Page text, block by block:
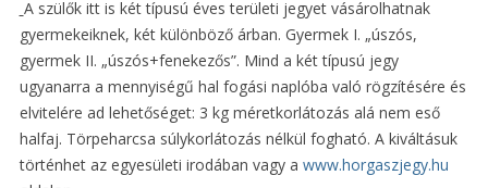
A szülők itt is két típusú éves területi jegyet vásárolhatnak
gyermekeiknek, két különböző árban. Gyermek I. „úszós,
gyermek II. „úszós+fenekezős”. Mind a két típusú jegy
ugyanarra a mennyiségű hal fogási naplóba való rögzítésére és
elvitelére ad lehetőséget: 3 kg méretkorlátozás alá nem eső
halfaj. Törpeharcsa súlykorlátozás nélkül fogható. A kiváltásuk
történhet az egyesületi irodában vagy a www.horgaszjegy.hu